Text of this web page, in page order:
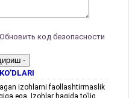
izohlarni faollashtirmaslik
ega. Izohlar haqida to'liq